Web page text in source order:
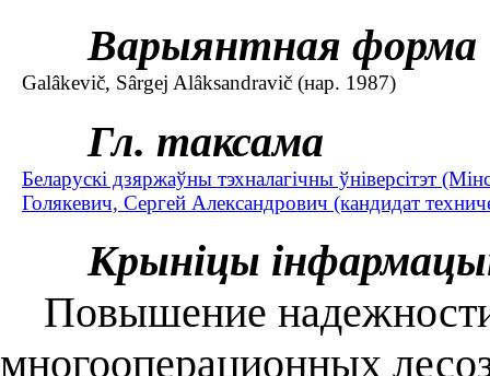
Варыянтная форма
Galâkevič, Sârgej Alâksandravič (нар. 1987)
Гл. таксама
Беларускі дзяржаўны тэхналагічны ўніверсітэт
Голякевич, Сергей Александрович (кандидат
Крыніцы
Повышение
многооперационных